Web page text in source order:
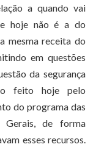
a quando vai
hoje não é a do
mesma receita do
em questões
da segurança
feito hoje pelo
do programa das
Gerais, de forma
esses recursos.